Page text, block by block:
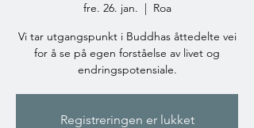
fre. 26. jan.
  |
Roa
Vi tar utgangspunkt i Buddhas åttedelte vei
for å se på egen forståelse av livet og
endringspotensiale.
Registreringen er lukket